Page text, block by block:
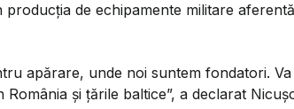
producția de echipamente militare
apărare, unde noi suntem fondatori.
România și țările baltice”, a declarat